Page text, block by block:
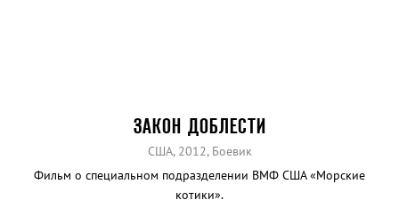
ЗАКОН ДОБЛЕСТИ
США, 2012, Боевик
Фильм о специальном подразделении ВМФ США «Морские
котики».